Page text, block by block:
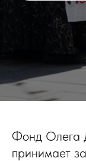
Фонд Олега
принимает